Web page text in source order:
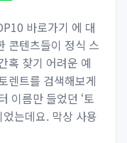
바로가기 에 대
콘텐츠들이 정식 스
혹 찾기 어려운 예
렌트를 검색해보게
이름만 들었던 ‘토
는데요. 막상 사용